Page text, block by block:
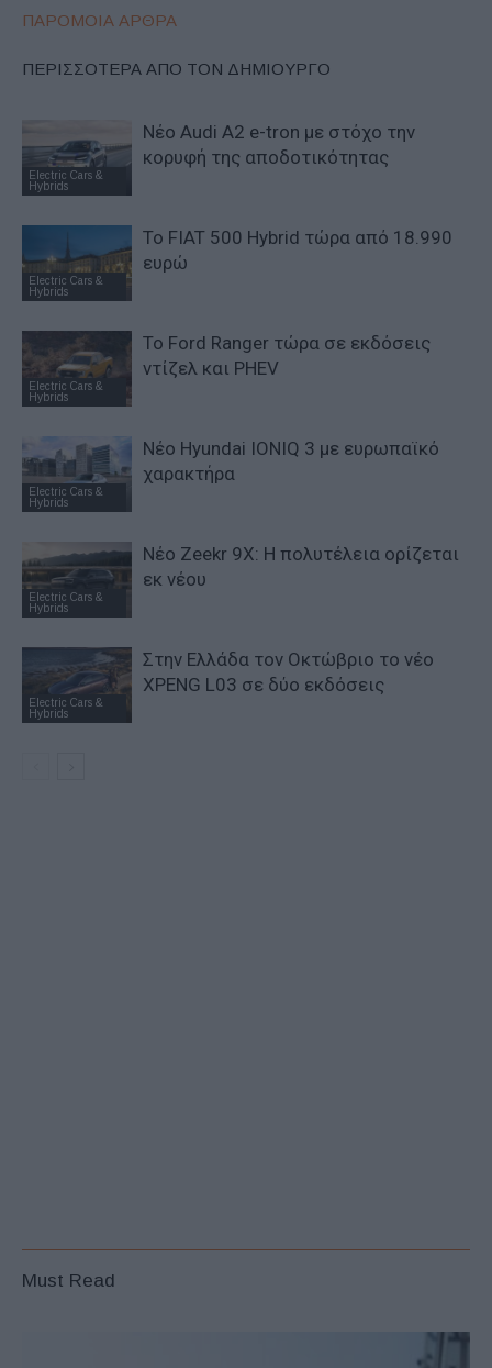
ΠΑΡΟΜΟΙΑ ΑΡΘΡΑ
ΠΕΡΙΣΣΟΤΕΡΑ ΑΠΟ ΤΟΝ ΔΗΜΙΟΥΡΓΟ
Electric Cars &
Hybrids
Νέο Audi A2 e-tron με στόχο την
κορυφή της αποδοτικότητας
Electric Cars &
Hybrids
Το FIAT 500 Hybrid τώρα από 18.990
ευρώ
Electric Cars &
Hybrids
Το Ford Ranger τώρα σε εκδόσεις
ντίζελ και PHEV
Electric Cars &
Hybrids
Νέο Hyundai IONIQ 3 με ευρωπαϊκό
χαρακτήρα
Electric Cars &
Hybrids
Νέο Zeekr 9X: Η πολυτέλεια ορίζεται
εκ νέου
Electric Cars &
Hybrids
Στην Ελλάδα τον Οκτώβριο το νέο
XPENG L03 σε δύο εκδόσεις
Must Read